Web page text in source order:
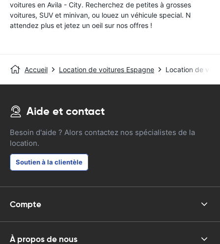
voitures en Avila - City. Recherchez de petites à grosses
voitures, SUV et minivan, ou louez un véhicule special. N
attendez plus et jetez un oeil sur nos offres !
Accueil Location de voitures Espagne Location de
Aide et contact
Besoin d'aide ? Alors contactez nos spécialistes de la
location.
Soutien à la clientèle
Compte
À propos de nous